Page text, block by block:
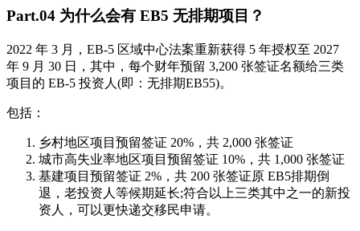
Part.04 为什么会有 EB5 无排期项目？
2022 年 3 月，EB-5 区域中心法案重新获得 5 年授权至 2027
年 9 月 30 日，其中，每个财年预留 3,200 张签证名额给三类
项目的 EB-5 投资人(即：无排期EB55)。
包括：
乡村地区项目预留签证 20%，共 2,000 张签证
城市高失业率地区项目预留签证 10%，共 1,000 张签证
基建项目预留签证 2%，共 200 张签证原 EB5排期倒
退，老投资人等候期延长;符合以上三类其中之一的新投
资人，可以更快递交移民申请。